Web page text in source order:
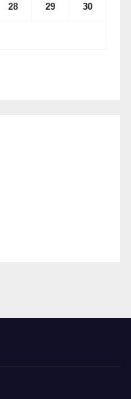
28 29 30